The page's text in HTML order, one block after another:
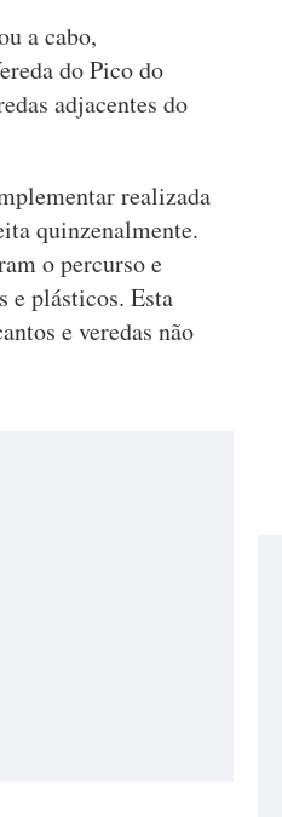
a cabo,
do Pico do
adjacentes do
realizada
quinzenalmente.
o percurso e
e plásticos. Esta
e veredas não